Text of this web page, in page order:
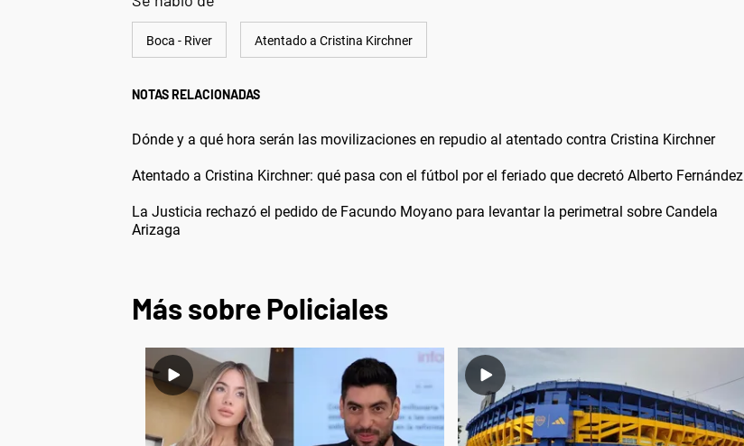
Boca - River Atentado a Cristina Kirchner
NOTAS RELACIONADAS
Dónde y a qué hora serán las movilizaciones en repudio al atentado contra Cristina Kirchner
Atentado a Cristina Kirchner: qué pasa con el fútbol por el feriado que decretó Alberto Fernández
La Justicia rechazó el pedido de Facundo Moyano para levantar la perimetral sobre Candela
Arizaga
Más sobre Policiales